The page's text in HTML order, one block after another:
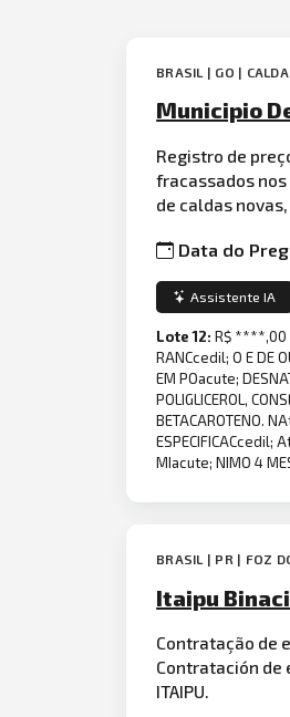
BRASIL | GO |
Municipio
Registro de
fracassados
de caldas
Data do
Assistente IA
Lote 12:R$ ****,00 -
RANCcedil; O E DE
EM POacute;
POLIGLICEROL,
BETACAROTENO.
ESPECIFICACcedil;
MIacute; NIMO 4
BRASIL | PR | FOZ
Itaipu
Contratação de
Contratación de
ITAIPU.